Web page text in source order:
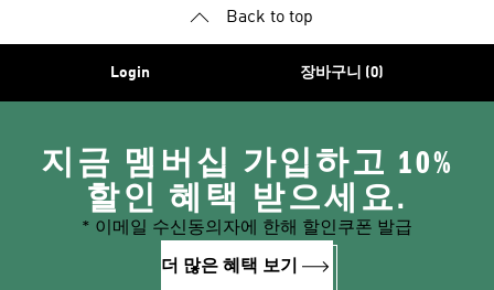
Back to top
Login 장바구니 (0)
지금 멤버십 가입하고 10%
할인 혜택 받으세요.
* 이메일 수신동의자에 한해 할인쿠폰 발급
더 많은 혜택 보기